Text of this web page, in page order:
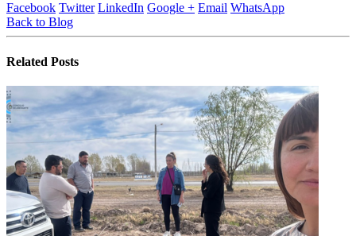
Facebook Twitter LinkedIn Google + Email WhatsApp
Back to Blog
Related Posts